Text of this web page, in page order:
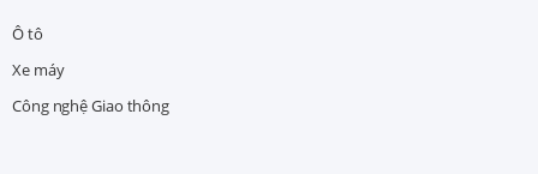
Ô tô
Xe máy
Công nghệ Giao thông